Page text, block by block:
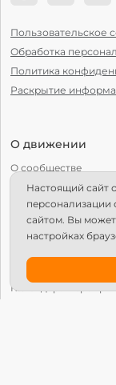
Пользовательское
Обработка
Политика
Раскрытие
О движении
О сообществе
С чего начать?
Структура Х10
Как стать
Календарь
Настоящий сайт
персонализации
сайтом. Вы
настройках